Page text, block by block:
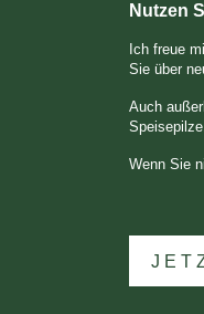
Nutzen
Ich freue
Sie über
Auch
Wenn Sie